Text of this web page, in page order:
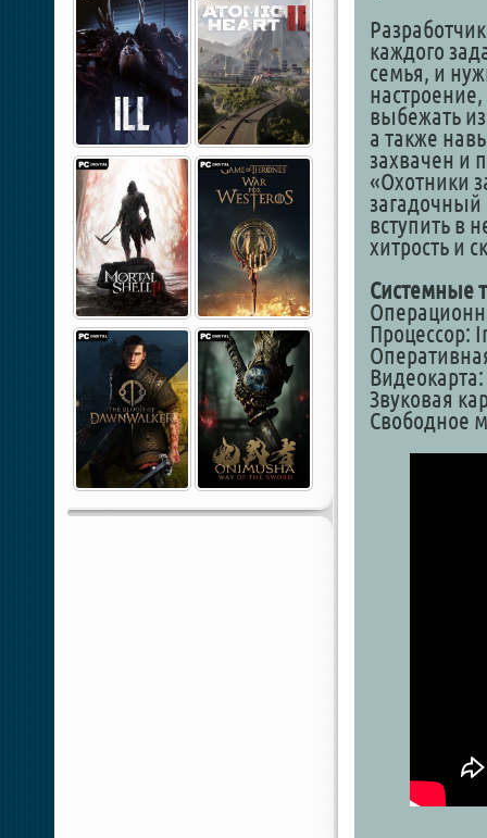
каждого
семья, и
выбежать
а также
захвачен и
«Охотники
загадочный
вступить в
хитрость и
Системные
Процессор:
Звуковая
Свободное